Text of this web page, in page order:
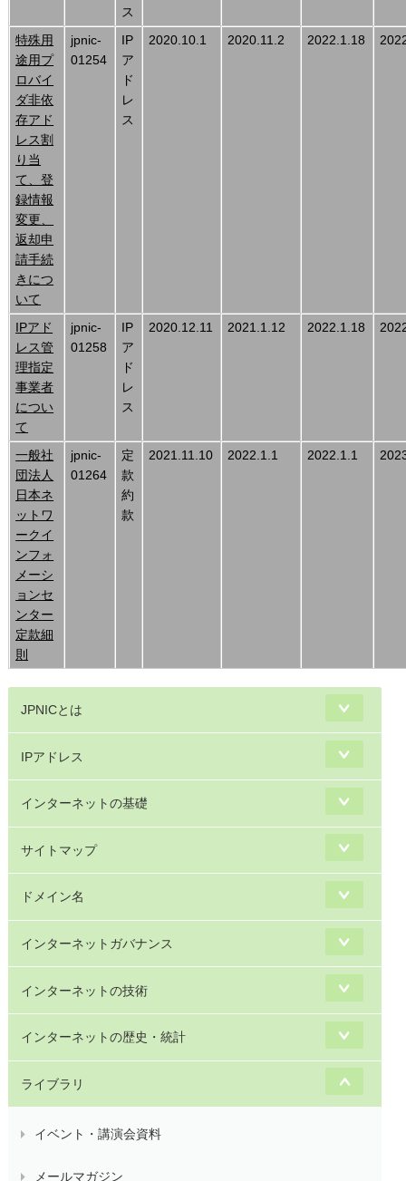
ス
特殊用
途用プ
ロバイ
ダ非依
存アド
レス割
り当
て、登
録情報
変更、
返却申
請手続
きにつ
いて
jpnic-
01254
IP
ア
ド
レ
ス
2020.10.1 2020.11.2 2022.1.18
IPアド
レス管
理指定
事業者
につい
て
jpnic-
01258
IP
ア
ド
レ
ス
2020.12.11 2021.1.12 2022.1.18
一般社
団法人
日本ネ
ットワ
ークイ
ンフォ
メーシ
ョンセ
ンター
定款細
則
jpnic-
01264
定
款
約
款
2021.11.10 2022.1.1 2022.1.1
JPNICとは
IPアドレス
インターネットの基礎
サイトマップ
ドメイン名
インターネットガバナンス
インターネットの技術
インターネットの歴史・統計
ライブラリ
イベント・講演会資料
メールマガジン